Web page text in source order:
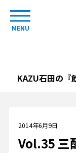
MENU
KAZU石田の『
2014年6月9日
Vol.35 三